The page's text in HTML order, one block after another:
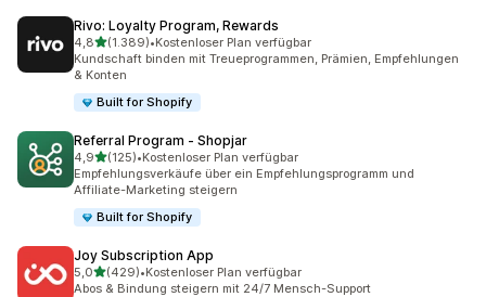
Rivo: Loyalty Program, Rewards
4,8von 5 Sternen
(1.389)
1389 Rezensionen insgesamt
•Kostenloser Plan verfügbar
Kundschaft binden mit Treueprogrammen, Prämien, Empfehlungen
& Konten
Built for Shopify
Referral Program ‑ Shopjar
4,9von 5 Sternen
(125)
125 Rezensionen insgesamt
•Kostenloser Plan verfügbar
Empfehlungsverkäufe über ein Empfehlungsprogramm und
Affiliate-Marketing steigern
Built for Shopify
Joy Subscription App
5,0von 5 Sternen
(429)
429 Rezensionen insgesamt
•Kostenloser Plan verfügbar
Abos & Bindung steigern mit 24/7 Mensch-Support